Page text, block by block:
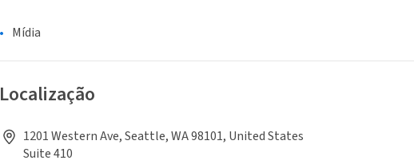
Mídia
Localização
1201 Western Ave, Seattle, WA 98101, United States
Suite 410